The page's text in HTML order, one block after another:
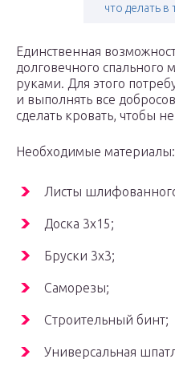
что делать в
Единственная
долговечного спального
руками. Для этого
и выполнять все
сделать кровать, чтобы
Необходимые материалы:
Листы
Доска 3х15;
Бруски 3х3;
Саморезы;
Строительный бинт;
Универсальная